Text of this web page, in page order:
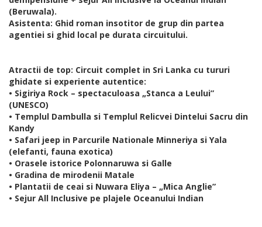
(Beruwala).
Asistenta: Ghid roman insotitor de grup din partea
agentiei si ghid local pe durata circuitului.
Atractii de top: Circuit complet in Sri Lanka cu tururi
ghidate si experiente autentice:
• Sigiriya Rock – spectaculoasa „Stanca a Leului”
(UNESCO)
• Templul Dambulla si Templul Relicvei Dintelui Sacru din
Kandy
• Safari jeep in Parcurile Nationale Minneriya si Yala
(elefanti, fauna exotica)
• Orasele istorice Polonnaruwa si Galle
• Gradina de mirodenii Matale
• Plantatii de ceai si Nuwara Eliya – „Mica Anglie”
• Sejur All Inclusive pe plajele Oceanului Indian